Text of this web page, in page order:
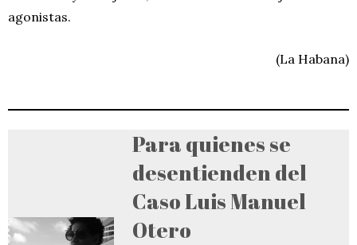
agonistas.
(La Habana)
Para quienes se
desentienden del
Caso Luis Manuel
Otero